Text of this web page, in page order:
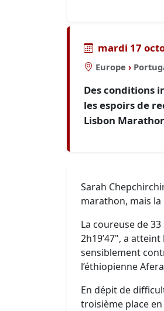
mardi 17
Europe ›
Des conditions
les espoirs de
Lisbon
Sarah
marathon, mais la
La coureuse de
2h19’47", a
sensiblement
l’éthiopienne
En dépit de
troisième place